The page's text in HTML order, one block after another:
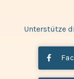
Unterstütze